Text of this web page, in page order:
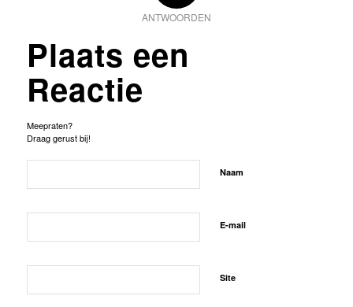
ANTWOORDEN
Plaats een
Reactie
Meepraten?
Draag gerust bij!
Naam
E-mail
Site